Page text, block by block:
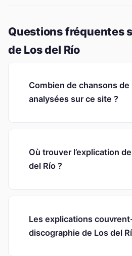
Questions fréquentes
de Los del Río
Combien de chansons de
analysées sur ce site ?
Où trouver l’explication
del Río ?
Les explications
discographie de Los del